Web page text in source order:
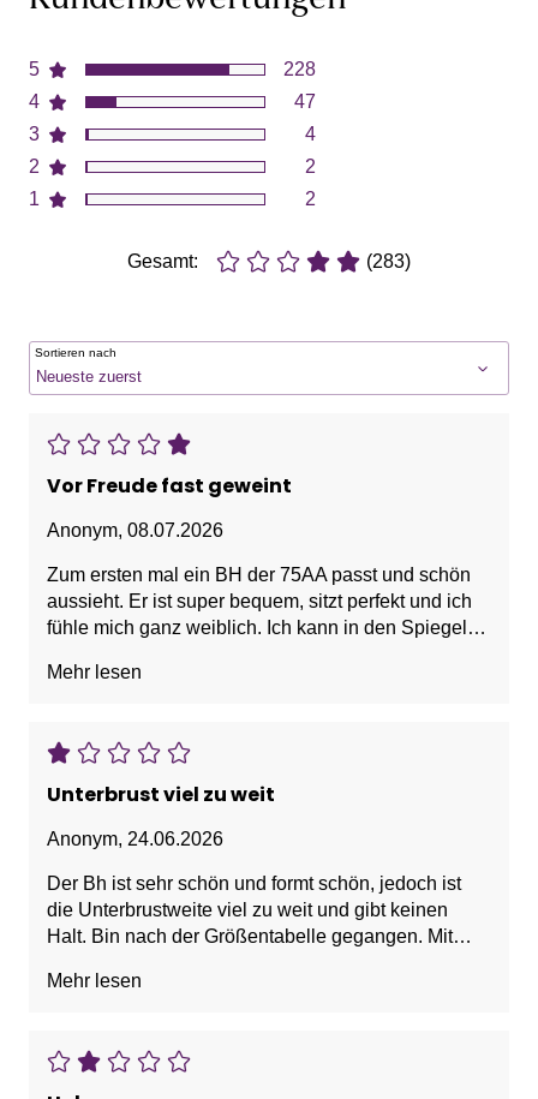
5
4
3
2
1
228
47
4
2
2
Gesamt: (283)
Sortieren nach
Vor Freude fast geweint
Anonym, 08.07.2026
Zum ersten mal ein BH der 75AA passt und schön
aussieht. Er ist super bequem, sitzt perfekt und ich
fühle mich ganz weiblich. Ich kann in den Spiegel
aus!
Mehr lesen
Unterbrust viel zu weit
Anonym, 24.06.2026
Der Bh ist sehr schön und formt schön, jedoch ist
die Unterbrustweite viel zu weit und gibt keinen
Halt. Bin nach der Größentabelle gegangen. Mit
Leider gibt es diesen Bh nicht in 65. Schade.
Mehr lesen